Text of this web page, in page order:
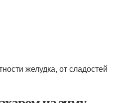
желудка, от сладостей